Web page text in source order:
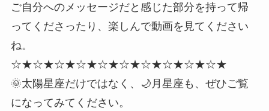
ご自分へのメッセージだと感じた部分を持って帰
ってくださったり、楽しんで動画を見てください
ね。
☆★☆★☆★☆★☆★☆★☆★☆★☆★☆★
🌞太陽星座だけではなく、🌙月星座も、ぜひご覧
になってみてください。